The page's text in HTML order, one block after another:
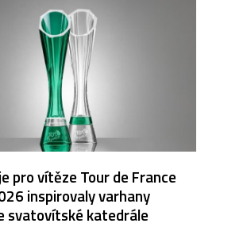
pro vítěze Tour de France
inspirovaly varhany
svatovítské katedrále